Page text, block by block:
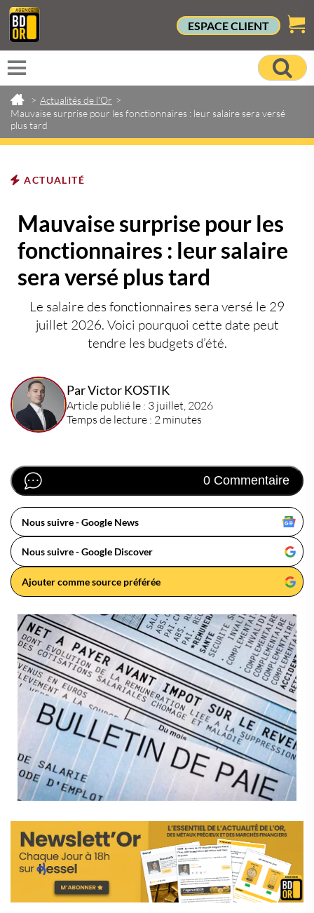
ESPACE CLIENT
> Actualités de l'Or >
Mauvaise surprise pour les fonctionnaires : leur salaire sera versé
plus tard
ACTUALITÉ
Mauvaise surprise pour les
fonctionnaires : leur salaire
sera versé plus tard
Le salaire des fonctionnaires sera versé le 29
juillet 2026. Voici pourquoi cette date peut
tendre les budgets d’été.
Par Victor KOSTIK
Article publié le : 3 juillet, 2026
Temps de lecture : 2 minutes
0 Commentaire
Nous suivre - Google News
Nous suivre - Google Discover
Ajouter comme source préférée